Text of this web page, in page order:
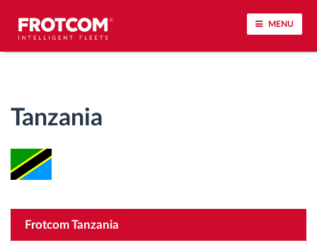
MENU
Rijgedrag analyse
Controle van rijtijden
Tanzania
Frotcom Tanzania